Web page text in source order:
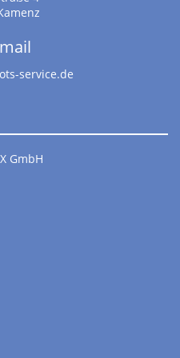
service.de
GmbH